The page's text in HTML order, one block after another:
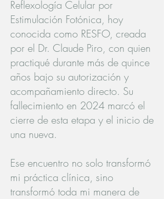
Reflexología Celular por
Estimulación Fotónica, hoy
conocida como RESFO, creada
por el Dr. Claude Piro, con quien
practiqué durante más de quince
años bajo su autorización y
acompañamiento directo. Su
fallecimiento en 2024 marcó el
cierre de esta etapa y el inicio de
una nueva.
Ese encuentro no solo transformó
mi práctica clínica, sino
transformó toda mi manera de